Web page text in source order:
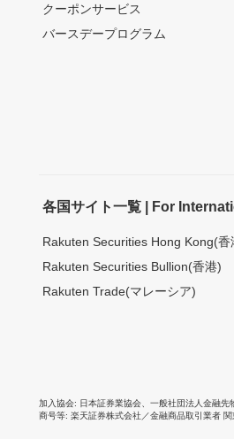
クーポンサービス
バースデープログラム
各国サイト一覧 | For
Rakuten Securities Hong Kong(香
Rakuten Securities Bullion(香港)
Rakuten Trade(マレーシア)
加入協会 日本証券業協会 一般社団法人金融先
商号等 楽天証券株式会社／金融商品取引業者